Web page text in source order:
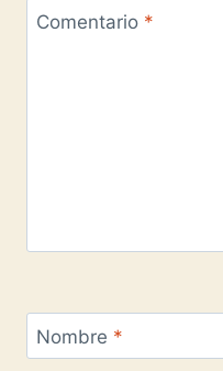
Comentario *
Nombre *